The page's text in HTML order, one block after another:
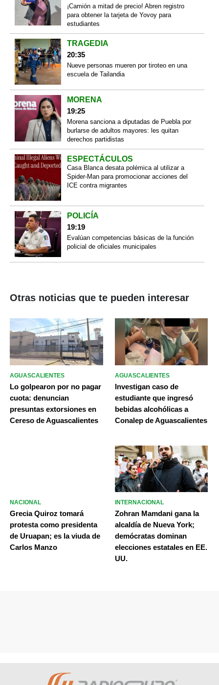
¡Camión a mitad de precio! Abren registro
para obtener la tarjeta de Yovoy para
estudiantes
TRAGEDIA
20:35
Nueve personas mueren por tiroteo en una
escuela de Tailandia
MORENA
19:25
Morena sanciona a diputadas de Puebla por
burlarse de adultos mayores: les quitan
derechos partidistas
ESPECTÁCULOS
Casa Blanca desata polémica al utilizar a
Spider-Man para promocionar acciones del
ICE contra migrantes
POLICÍA
19:19
Evalúan competencias básicas de la función
policial de oficiales municipales
Otras noticias que te pueden interesar
AGUASCALIENTES
Lo golpearon por no pagar
cuota: denuncian
presuntas extorsiones en
Cereso de Aguascalientes
AGUASCALIENTES
Investigan caso de
estudiante que ingresó
bebidas alcohólicas a
Conalep de Aguascalientes
NACIONAL
Grecia Quiroz tomará
protesta como presidenta
de Uruapan; es la viuda de
Carlos Manzo
INTERNACIONAL
Zohran Mamdani gana la
alcaldía de Nueva York;
demócratas dominan
elecciones estatales en EE.
UU.